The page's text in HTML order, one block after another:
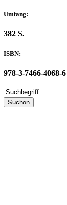
Umfang:
382 S.
ISBN:
978-3-7466-4068-6